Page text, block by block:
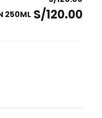
250ML S/120.00